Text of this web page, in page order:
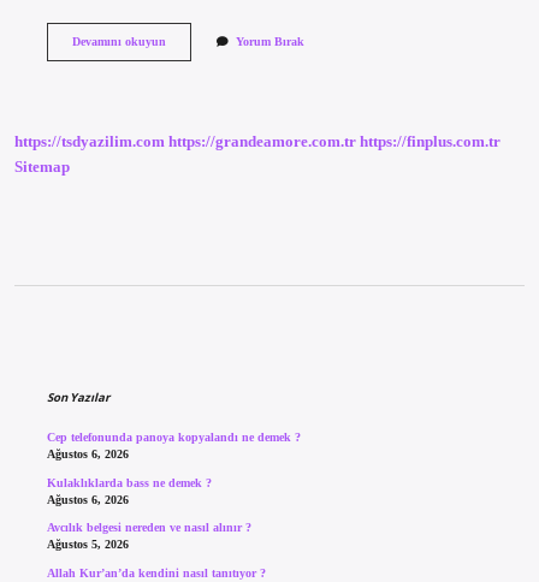
Devamını okuyunZeka
Yorum Bırak
https://tsdyazilim.com https://grandeamore.com.tr https://finplus.com.tr
Sitemap
Son Yazılar
Cep telefonunda panoya kopyalandı ne demek ?
Ağustos 6, 2026
Kulaklıklarda bass ne demek ?
Ağustos 6, 2026
Avcılık belgesi nereden ve nasıl alınır ?
Ağustos 5, 2026
Allah Kur’an’da kendini nasıl tanıtıyor ?